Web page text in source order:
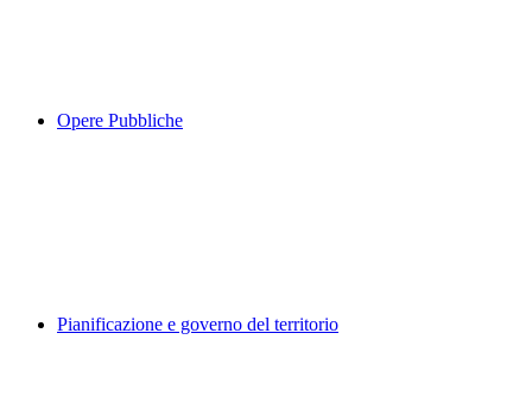
Opere Pubbliche
Pianificazione e governo del territorio